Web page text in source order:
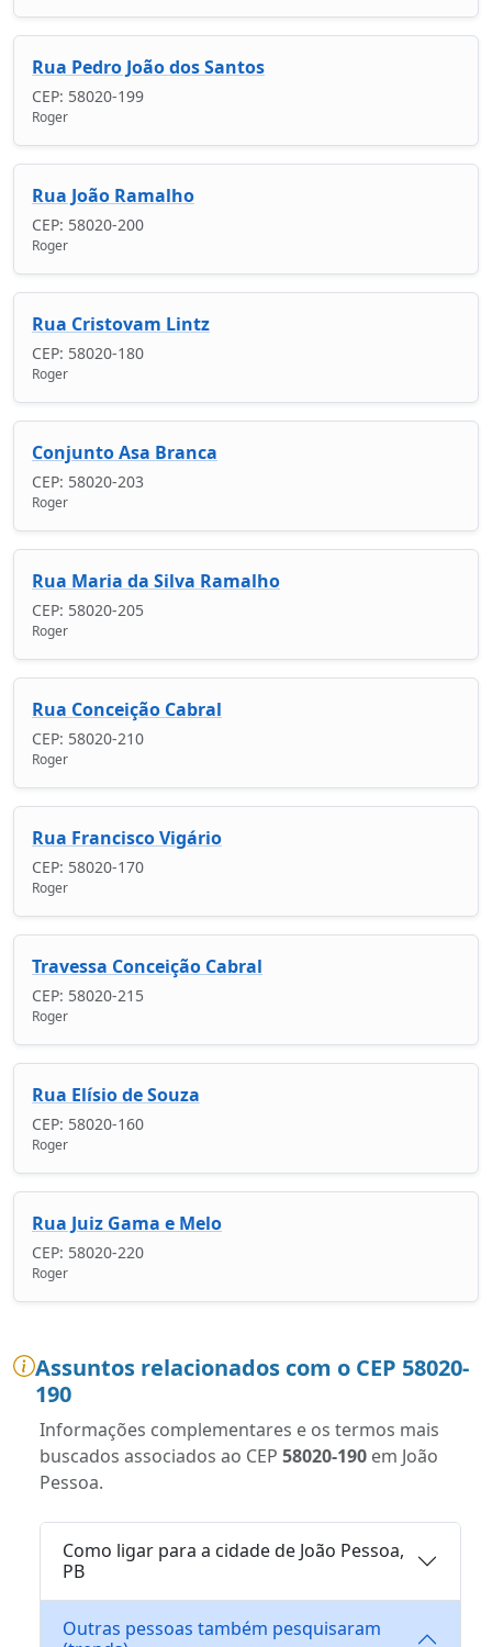
Rua Pedro João dos Santos
CEP: 58020-199
Roger
Rua João Ramalho
CEP: 58020-200
Roger
Rua Cristovam Lintz
CEP: 58020-180
Roger
Conjunto Asa Branca
CEP: 58020-203
Roger
Rua Maria da Silva Ramalho
CEP: 58020-205
Roger
Rua Conceição Cabral
CEP: 58020-210
Roger
Rua Francisco Vigário
CEP: 58020-170
Roger
Travessa Conceição Cabral
CEP: 58020-215
Roger
Rua Elísio de Souza
CEP: 58020-160
Roger
Rua Juiz Gama e Melo
CEP: 58020-220
Roger
Assuntos relacionados com o CEP 58020-
190
Informações complementares e os termos mais
buscados associados ao CEP 58020-190 em João
Pessoa.
Como ligar para a cidade de João Pessoa,
PB
Outras pessoas também pesquisaram